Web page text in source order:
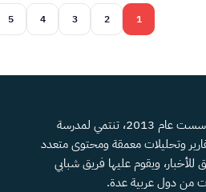
1
2
3
4
5
منصة إعلامية مستقلة، تأسست عام 2013، تنتمي لمدرسة
وتحليلات معمقة ومحتوى متعدد
للأخبار، ويقوم عليها فريق شبابي
من دول عربية عدة.